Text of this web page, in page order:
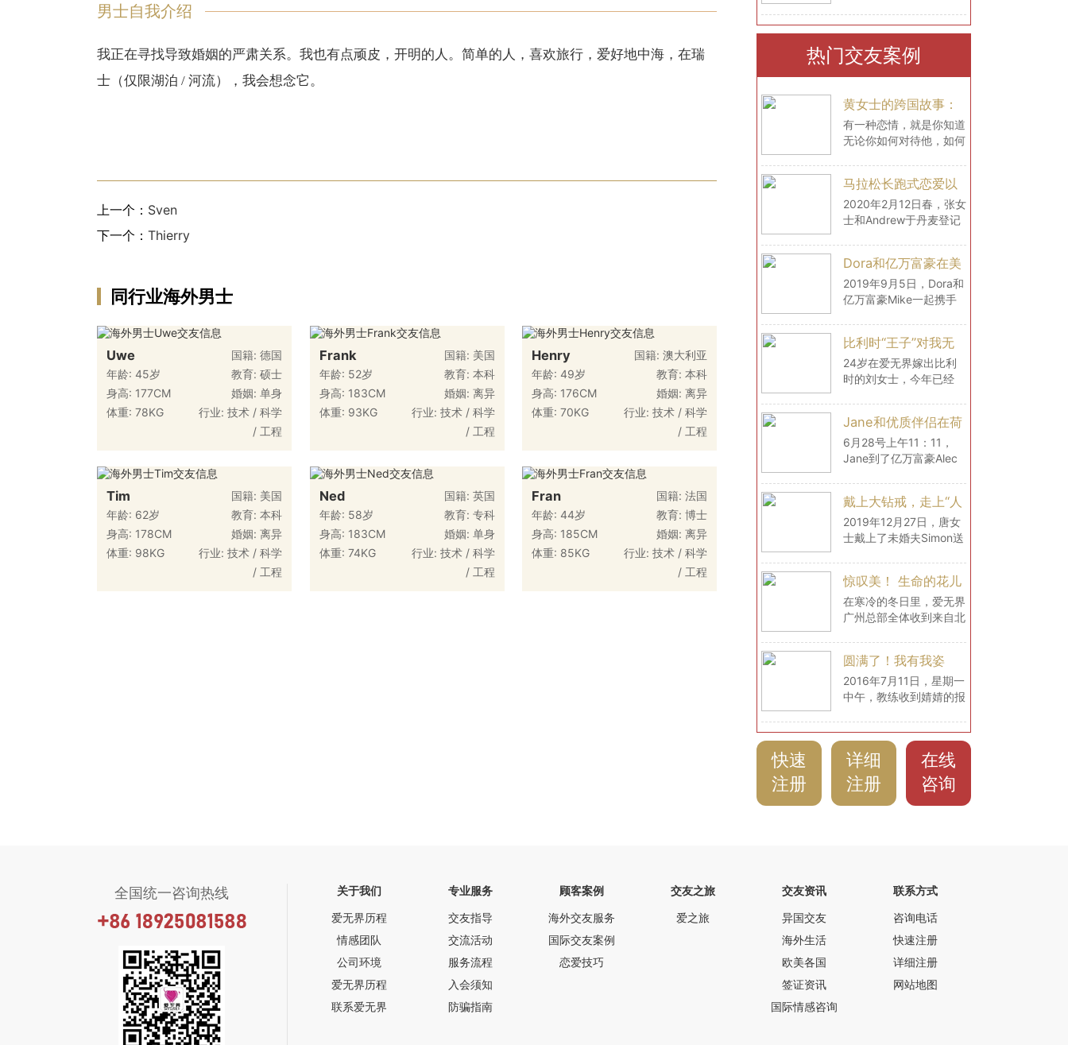
男士自我介绍
我正在寻找导致婚姻的严肃关系。我也有点顽皮，开明的人。 简单的人，喜欢旅行，爱好地中海，在瑞
士（仅限湖泊 / 河流），我会想念它。
上一个： Sven
下一个： Thierry
同行业海外男士
Uwe
国籍: 德国
年龄: 45岁
教育: 硕士
身高: 177CM
婚姻: 单身
体重: 78KG
行业: 技术 / 科学
/ 工程
Frank
国籍: 美国
年龄: 52岁
教育: 本科
身高: 183CM
婚姻: 离异
体重: 93KG
行业: 技术 / 科学
/ 工程
Henry
国籍: 澳大利亚
年龄: 49岁
教育: 本科
身高: 176CM
婚姻: 离异
体重: 70KG
行业: 技术 / 科学
/ 工程
Tim
国籍: 美国
年龄: 62岁
教育: 本科
身高: 178CM
婚姻: 离异
体重: 98KG
行业: 技术 / 科学
/ 工程
Ned
国籍: 英国
年龄: 58岁
教育: 专科
身高: 183CM
婚姻: 单身
体重: 74KG
行业: 技术 / 科学
/ 工程
Fran
国籍: 法国
年龄: 44岁
教育: 博士
身高: 185CM
婚姻: 离异
体重: 85KG
行业: 技术 / 科学
/ 工程
试！
热门交友案例
黄女士的跨国故事：
最大的幸福便是有一
个白马王子一直默默
等着自己
有一种恋情，就是你知道
无论你如何对待他，如何
安心，因为你知道，他会
包容你的所有，毫无理由
地去宠溺你，默默在某个
马拉松长跑式恋爱以
后，我们在丹麦登记
结婚了
2020年2月12日春，张女
士和Andrew于丹麦登记
恋，终于停下了它的脚
步，开始步入一个全新的
阶段——婚姻
Dora和亿万富豪在美
国的生活
2019年9月5日，Dora和
亿万富豪Mike一起携手
了很多，还为女士购置了
很多生活用品，
比利时“王子”对我无
微不至的爱（爱无界
刘女士的海外生活）
24岁在爱无界嫁出比利
时的刘女士，今年已经
活。
Jane和优质伴侣在荷
兰的幸福生活
6月28号上午11：11，
Jane到了亿万富豪Alec
舒适，气候怡人！每天都
像生活在画中！”
戴上大钻戒，走上“人
生巅峰”
2019年12月27日，唐女
士戴上了未婚夫Simon送
一个浪漫的人，唐女士经
历了很多浪漫的际遇
惊叹美！ 生命的花儿
绚烂绽放（47岁的
Lily结婚啦！）
在寒冷的冬日里，爱无界
广州总部全体收到来自北
腾！2017年12月，49岁
的加拿大男士Jim飞到中
国北京，美美的婚纱照拍
Lily二人在亲戚朋友的见
证下订婚啦，但是当时缺
了一个求婚仪式！Jim说
要给Lily完美的浪漫的求
婚仪式！ 2018年2月3
圆满了！我有我姿
态！（爱无界婧婧圆
满动态）
2016年7月11日，星期一
中午，教练收到婧婧的报
习的跨国恋爱经历。从入
会到见面，再到确定结
婚，共73天！三个月不
到！是什么让婧婧在爱无
界的教练服务中这么快速
快速
注册
详细
注册
在线
咨询
全国统一咨询热线
关于我们
爱无界历程
情感团队
公司环境
爱无界历程
联系爱无界
专业服务
交友指导
交流活动
服务流程
入会须知
防骗指南
顾客案例
海外交友服务
国际交友案例
恋爱技巧
交友之旅
爱之旅
交友资讯
异国交友
海外生活
欧美各国
签证资讯
国际情感咨询
联系方式
咨询电话
快速注册
详细注册
网站地图